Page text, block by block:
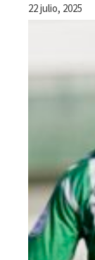
22 julio, 2025